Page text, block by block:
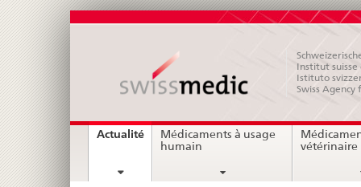
Institut
Istituto
Swiss
Navigation
Actualitécurrent
page
Médicaments à usage
humain
vétérinaire